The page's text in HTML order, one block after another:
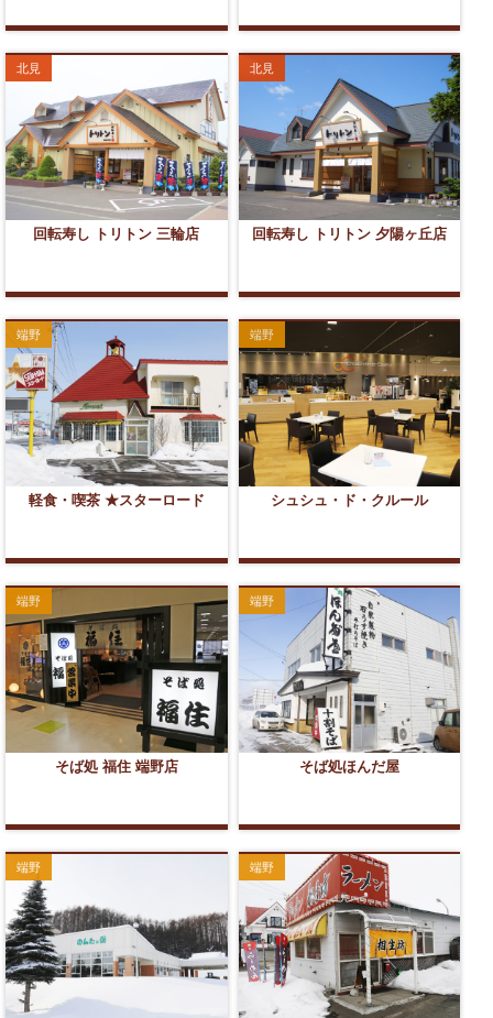
回転寿し トリトン 三輪店
北見
回転寿し トリトン 夕陽ヶ丘店
北見
軽食・喫茶 ★スターロード
端野
シュシュ・ド・クルール
端野
そば処 福住 端野店
端野
そば処ほんだ屋
端野
端野 端野